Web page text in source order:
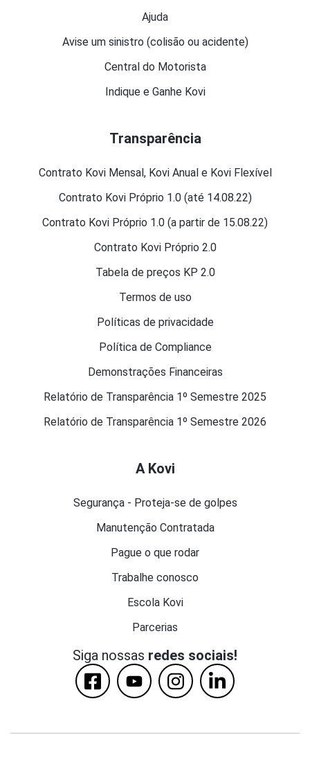
Ajuda
Avise um sinistro (colisão ou acidente)
Central do Motorista
Indique e Ganhe Kovi
Transparência
Contrato Kovi Mensal, Kovi Anual e Kovi Flexível
Contrato Kovi Próprio 1.0 (até 14.08.22)
Contrato Kovi Próprio 1.0 (a partir de 15.08.22)
Contrato Kovi Próprio 2.0
Tabela de preços KP 2.0
Termos de uso
Políticas de privacidade
Política de Compliance
Demonstrações Financeiras
Relatório de Transparência 1º Semestre 2025
Relatório de Transparência 1º Semestre 2026
A Kovi
Segurança - Proteja-se de golpes
Manutenção Contratada
Pague o que rodar
Trabalhe conosco
Escola Kovi
Parcerias
Siga nossas redes sociais!